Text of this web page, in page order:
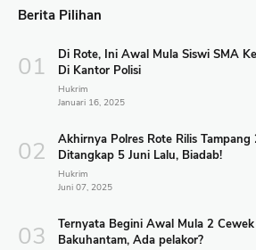
Berita Pilihan
Di Rote, Ini Awal Mula Siswi SMA
Di Kantor Polisi
Hukrim
Januari 16, 2025
Akhirnya Polres Rote Rilis Tampang
Ditangkap 5 Juni Lalu, Biadab!
Hukrim
Juni 07, 2025
Ternyata Begini Awal Mula 2
Bakuhantam, Ada pelakor?